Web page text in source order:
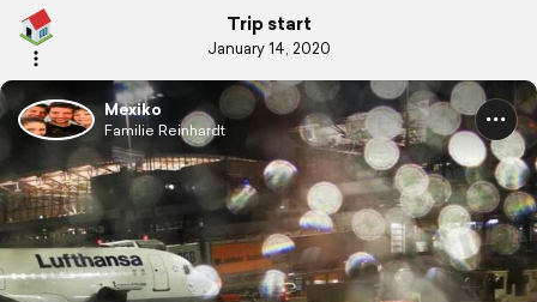
Trip start
January 14, 2020
Mexiko
Familie Reinhardt